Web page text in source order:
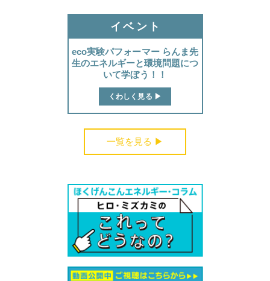
イベント
eco実験パフォーマー らんま先
生のエネルギーと環境問題につ
いて学ぼう！！
くわしく見る ▶︎
一覧を見る ▶︎